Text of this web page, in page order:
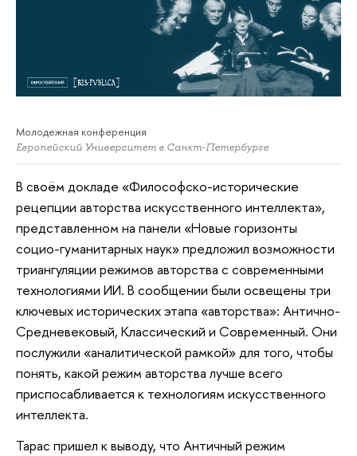
Молодежная конференция
Европейский Университет в Санкт-Петербурге
В своём докладе «Философско-исторические
рецепции авторства искусственного интеллекта»,
представленном на панели «Новые горизонты
социо-гуманитарных наук» предложил возможности
триангуляции режимов авторства с современными
технологиями ИИ. В сообщении были освещены три
ключевых исторических этапа «авторства»: Антично-
Средневековый, Классический и Современный. Они
послужили «аналитической рамкой» для того, чтобы
понять, какой режим авторства лучше всего
приспосабливается к технологиям искусственного
интеллекта.
Тарас пришел к выводу, что Античный режим